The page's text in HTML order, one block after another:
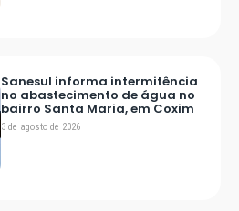
Sanesul informa intermitência
no abastecimento de água no
bairro Santa Maria, em Coxim
3 de agosto de 2026